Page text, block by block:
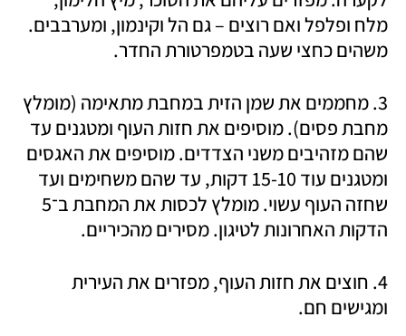
משהים כחצי שעה בטמפרטורת החדר.
הדקות האחרונות לטיגון. מסירים מהכיריים.
ומגישים חם.